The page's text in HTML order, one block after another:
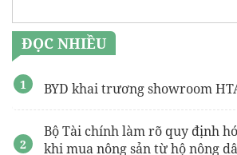
ĐỌC NHIỀU
BYD khai trương showroom
Bộ Tài chính làm rõ quy định
khi mua nông sản từ hộ nông